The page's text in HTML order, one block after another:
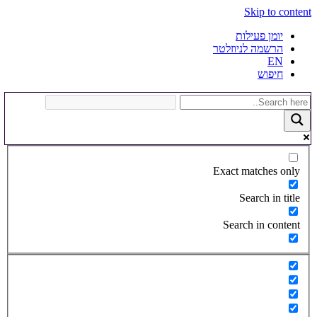
Skip to content
יומן פעילות
הרשמה לניוזלטר
EN
חיפוש
Exact matches only
Search in title
Search in content